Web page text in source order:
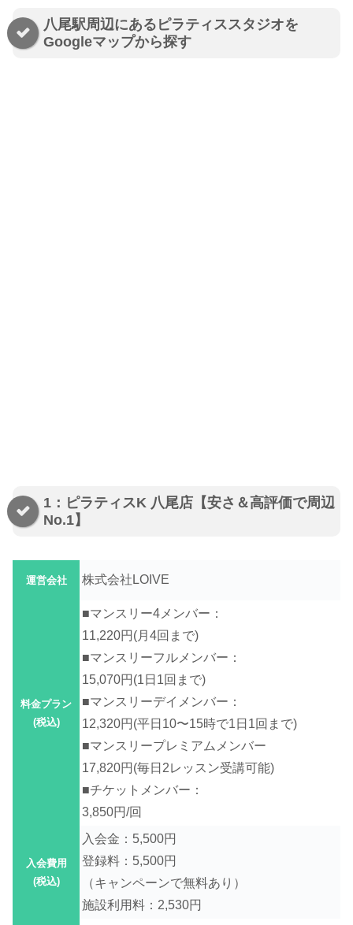
八尾駅周辺にあるピラティススタジオを
Googleマップから探す
1：ピラティスK 八尾店【安さ＆高評価で周辺
No.1】
運営会社 株式会社LOIVE
料金プラン
(税込)
■マンスリー4メンバー：
11,220円(月4回まで)
■マンスリーフルメンバー：
15,070円(1日1回まで)
■マンスリーデイメンバー：
12,320円(平日10〜15時で1日1回まで)
■マンスリープレミアムメンバー
17,820円(毎日2レッスン受講可能)
■チケットメンバー：
3,850円/回
入会費用
(税込)
入会金：5,500円
登録料：5,500円
（キャンペーンで無料あり）
施設利用料：2,530円